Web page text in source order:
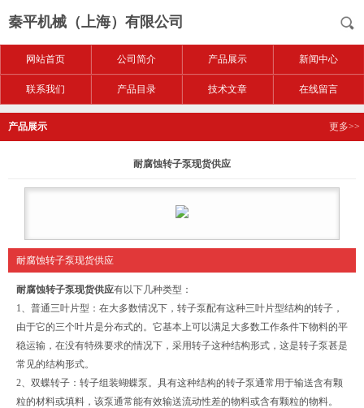
秦平机械（上海）有限公司
网站首页 公司简介 产品展示 新闻中心
联系我们 产品目录 技术文章 在线留言
产品展示 更多>>
耐腐蚀转子泵现货供应
耐腐蚀转子泵现货供应
耐腐蚀转子泵现货供应有以下几种类型：
1、普通三叶片型：在大多数情况下，转子泵配有这种三叶片型结构的转子，
由于它的三个叶片是分布式的。它基本上可以满足大多数工作条件下物料的平
稳运输，在没有特殊要求的情况下，采用转子这种结构形式，这是转子泵甚是
常见的结构形式。
2、双蝶转子：转子组装蝴蝶泵。具有这种结构的转子泵通常用于输送含有颗
粒的材料或填料，该泵通常能有效输送流动性差的物料或含有颗粒的物料。